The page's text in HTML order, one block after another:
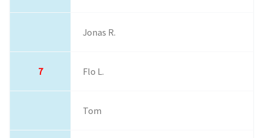
Jonas R.
7 Flo L.
Tom